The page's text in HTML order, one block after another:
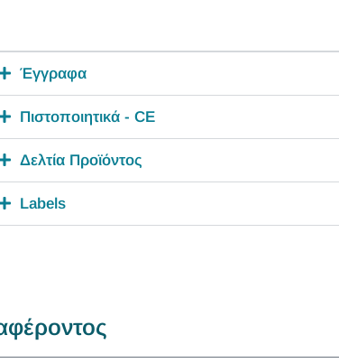
Έγγραφα
Πιστοποιητικά - CE
Δελτία Προϊόντος
Labels